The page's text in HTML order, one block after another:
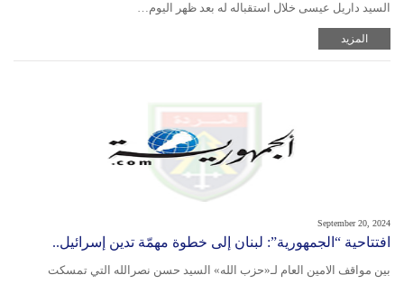
السيد داريل عيسى خلال استقباله له بعد ظهر اليوم…
المزيد
September 20, 2024
افتتاحية “الجمهورية”: لبنان إلى خطوة مهمّة تدين إسرائيل..
بين مواقف الامين العام لـ«حزب الله» السيد حسن نصرالله التي تمسكت